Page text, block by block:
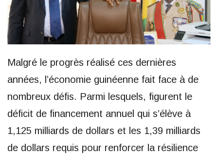
Malgré le progrès réalisé ces dernières
années, l’économie guinéenne fait face à de
nombreux défis. Parmi lesquels, figurent le
déficit de financement annuel qui s’élève à
1,125 milliards de dollars et les 1,39 milliards
de dollars requis pour renforcer la résilience